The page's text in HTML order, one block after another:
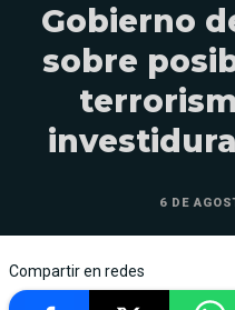
Gobierno
sobre
6 DE
Compartir en redes